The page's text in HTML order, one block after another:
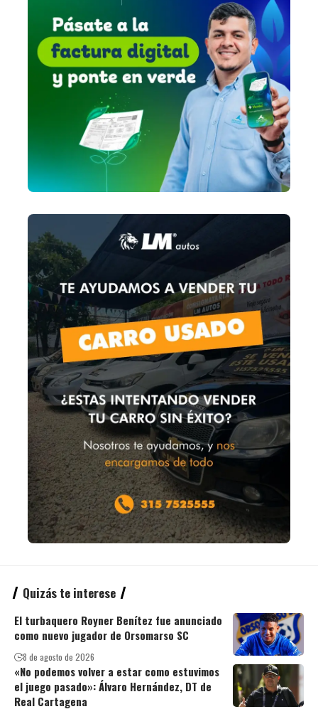
Quizás te interese
El turbaquero Royner Benítez fue anunciado
como nuevo jugador de Orsomarso SC
8 de agosto de 2026
«No podemos volver a estar como estuvimos
el juego pasado»: Álvaro Hernández, DT de
Real Cartagena